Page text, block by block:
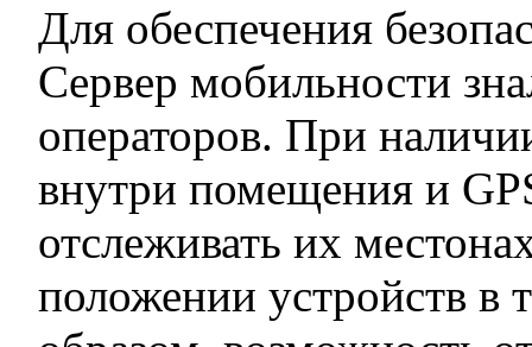
Для обеспечения
Сервер мобильности
операторов. При
внутри помещения и
отслеживать их
положении устройств в